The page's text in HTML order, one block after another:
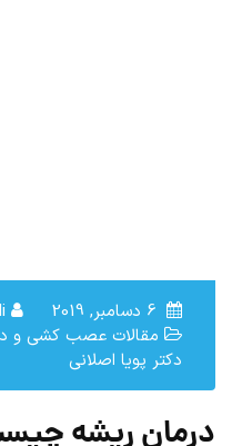
مقالات عصب کشی و
دكتر پويا اصلانی
درمان ریشه